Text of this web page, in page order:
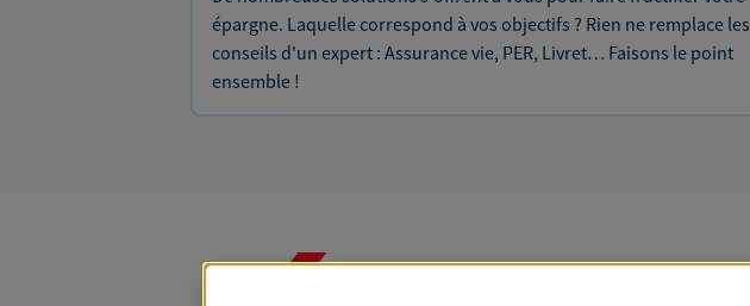
épargne. Laquelle correspond à vos objectifs ? Rien ne remplace les
conseils d'un expert : Assurance vie, PER, Livret… Faisons le point
ensemble !